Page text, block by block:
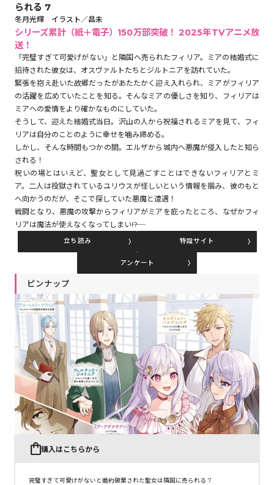
リキューレ
コミックパルフェ
コミックエッセイ
閉じる
られる 7
冬月光輝 イラスト／昌未
シリーズ累計（紙＋電子）150万部突破！ 2025年TVアニメ放
送！
「完璧すぎて可愛げがない」と隣国へ売られたフィリア。ミアの結婚式に
招待された彼女は、オスヴァルトたちとジルトニアを訪れていた。
緊張を抱え赴いた故郷だったがあたたかく迎え入れられ、ミアがフィリア
の活躍を広めていたことを知る。そんなミアの優しさを知り、フィリアは
ミアへの愛情をより確かなものにしていた。
そうして、迎えた結婚式当日。沢山の人から祝福されるミアを見て、フィ
リアは自分のことのように幸せを噛み締める。
しかし、そんな時間もつかの間。エルザから城内へ悪魔が侵入したと知ら
される！
祝いの場とはいえど、聖女として見過ごすことはできないフィリアとミ
ア。二人は投獄されているユリウスが怪しいという情報を掴み、彼のもと
へ向かうのだが、そこで探していた悪魔と遭遇！
戦闘となり、悪魔の攻撃からフィリアがミアを庇ったところ、なぜかフィ
リアは魔法が使えなくなってしまい――!?
立ち読み 特設サイト
アンケート
ピンナップ
購入はこちらから
完璧すぎて可愛げがないと婚約破棄された聖女は隣国に売られる 7